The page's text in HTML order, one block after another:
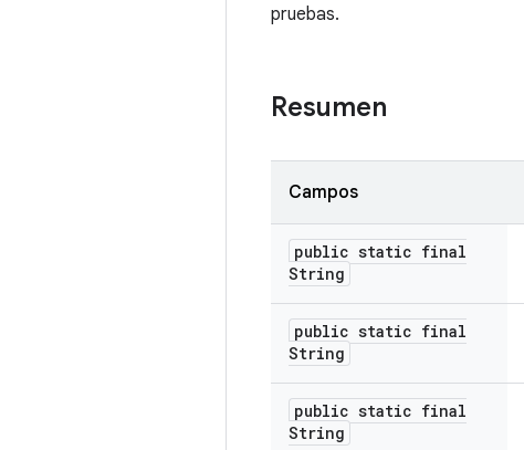
pruebas.
Resumen
Campos
public static final
String
public static final
String
public static final
String